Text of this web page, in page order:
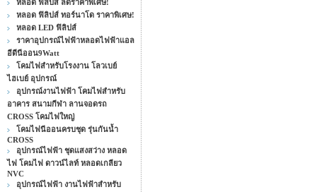
หลอด ฟิลิปส์ ลดราคาพิเศษ!
หลอด ฟิลิปส์ ทอร์นาโด ราคาพิเศษ!
หลอด LED ฟิลิปส์
ราคาอุปกรณ์ไฟฟ้าหลอดไฟฟ้าแอล
อีดีนีออน9Watt
โคมไฟสำหรับโรงงาน โลวเบย์
ไฮเบย์ อุปกรณ์
อุปกรณ์งานไฟฟ้า โคมไฟสำหรับ
อาคาร สนามกีฬา ลานจอดรถ
CROSS โคมไฟใหญ่
โคมไฟนีออนครบชุด รุ่นกันน้ำ
CROSS
อุปกรณ์ไฟฟ้า ชุดแสงสว่าง หลอด
ไฟ โคมไฟ ดาวน์ไลท์ หลอดเกลียว
NVC
อุปกรณ์ไฟฟ้า งานไฟฟ้าสำหรับ